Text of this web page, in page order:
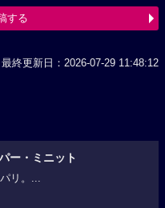
する
最終更新日：2026-07-29 11:48:12
ー・ミニット
リ。...